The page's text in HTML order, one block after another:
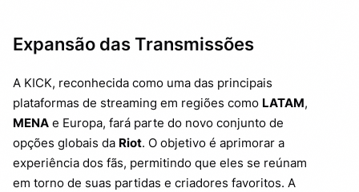
Expansão das Transmissões
A KICK, reconhecida como uma das principais
plataformas de streaming em regiões como LATAM,
MENA e Europa, fará parte do novo conjunto de
opções globais da Riot. O objetivo é aprimorar a
experiência dos fãs, permitindo que eles se reúnam
em torno de suas partidas e criadores favoritos. A